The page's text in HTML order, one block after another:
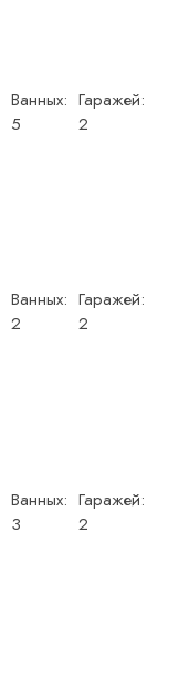
Ванных:
5
Гаражей:
2
Ванных:
2
Гаражей:
2
Ванных:
3
Гаражей:
2